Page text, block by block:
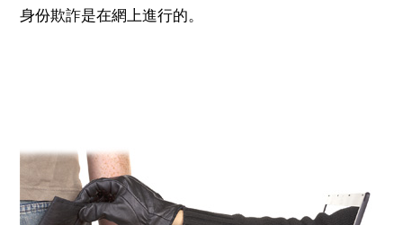
身份欺詐是在網上進行的。